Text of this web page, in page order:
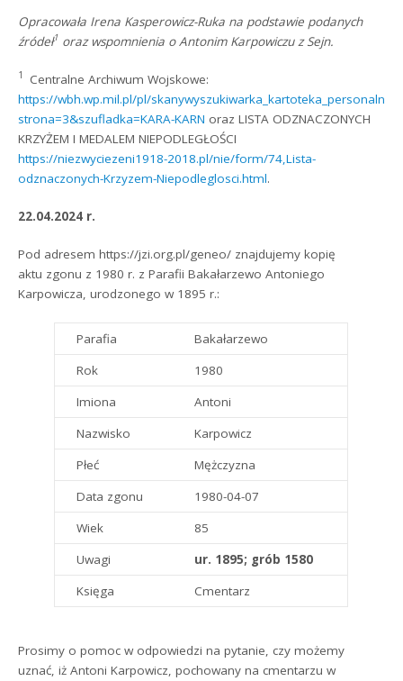
Opracowała Irena Kasperowicz-Ruka na podstawie podanych
źródeł1 oraz wspomnienia o Antonim Karpowiczu z Sejn.
1
Centralne Archiwum Wojskowe:
https://wbh.wp.mil.pl/pl/
strona=3&szufladka=KARA-KARN oraz LISTA ODZNACZONYCH
KRZYŻEM I MEDALEM NIEPODLEGŁOŚCI
https://niezwyciezeni1918-2018.pl/nie/form/74,Lista-
odznaczonych-Krzyzem-Niepodleglosci.html.
22.04.2024 r.
Pod adresem https://jzi.org.pl/geneo/ znajdujemy kopię
aktu zgonu z 1980 r. z Parafii Bakałarzewo Antoniego
Karpowicza, urodzonego w 1895 r.:
Parafia
Bakałarzewo
Rok
1980
Imiona
Antoni
Nazwisko
Karpowicz
Płeć
Mężczyzna
Data zgonu
1980-04-07
Wiek
85
Uwagi
ur. 1895; grób 1580
Księga
Cmentarz
Prosimy o pomoc w odpowiedzi na pytanie, czy możemy
uznać, iż Antoni Karpowicz, pochowany na cmentarzu w